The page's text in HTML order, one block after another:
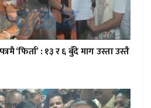
‘फिर्ता’ : १३ र ६ बुँदे माग उस्ता उस्तै